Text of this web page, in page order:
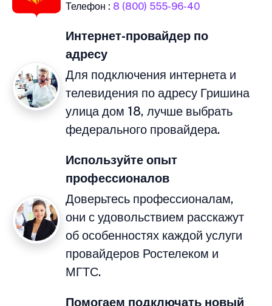
Телефон : 8 (800) 555-96-40
Интернет-провайдер по
адресу
Для подключения интернета и
телевидения по адресу Гришина
улица дом 18, лучше выбрать
федерального провайдера.
Используйте опыт
профессионалов
Доверьтесь профессионалам,
они с удовольствием расскажут
об особенностях каждой услуги
провайдеров Ростелеком и
МГТС.
Помогаем подключать новый